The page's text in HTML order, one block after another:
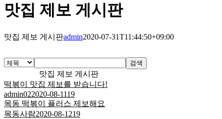
맛집 제보 게시판
맛집 제보 게시판admin2020-07-31T11:44:50+09:00
검색
맛집 제보 게시판
떡볶이 맛집 제보를 받습니다!
admin022020-08-1119
목동 떡볶이 플러스 제보해요
목동사람2020-08-1219